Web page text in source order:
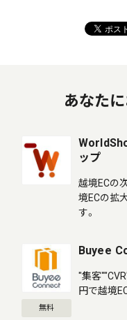
あなた
ップ
越境ECの
境ECの拡
す。
無料
Buyee
"集客
円で越境